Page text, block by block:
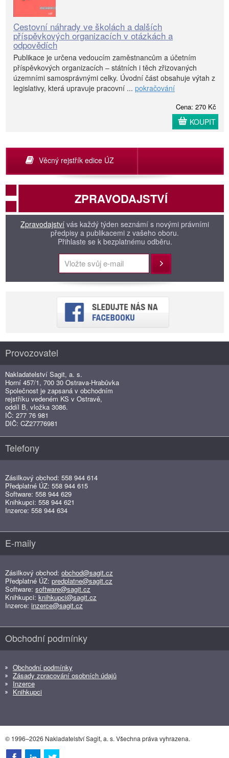
Cestovní náhrady ve školách a dalších
příspěvkových organizacích v otázkách a
odpovědích
Publikace je určena vedoucím zaměstnancům a účetním
příspěvkových organizacích – státních i těch zřizovaných
územními samosprávnými celky. Úvodní část obsahuje výtah z
legislativy, která upravuje pracovní ... pokračování
Cena: 270 Kč
KOUPIT
Věcný rejstřík edice ÚZ
ZPRAVODAJSTVÍ
Zpravodajství vás každý týden seznámí s novými právními
předpisy a publikacemi z vašeho oboru.
Přihlaste se k bezplatnému odběru.
Přihlásit
Provozovatel
Nakladatelství Sagit, a. s.
Horní 457/1, 700 30 Ostrava-Hrabůvka
Společnost je zapsaná v obchodním
rejstříku vedeném KS v Ostravě,
oddíl B, vložka 3086.
IČ: 277 76 981
DIČ: CZ27776981
Telefony
Zásilkový obchod: 558 944 614
Předplatné ÚZ: 558 944 615
Software: 558 944 629
Knihkupci: 558 944 621
Inzerce: 558 944 634
E-maily
Zásilkový obchod: obchod@sagit.cz
Předplatné ÚZ: predplatne@sagit.cz
Software: software@sagit.cz
Knihkupci: knihkupci@sagit.cz
Inzerce: inzerce@sagit.cz
Obchodní podmínky
Obchodní podmínky
Zásady zpracování osobních údajů
Inzerce
Knihkupci
© 1996–2026 Nakladatelství Sagit, a. s. Všechna práva vyhrazena.